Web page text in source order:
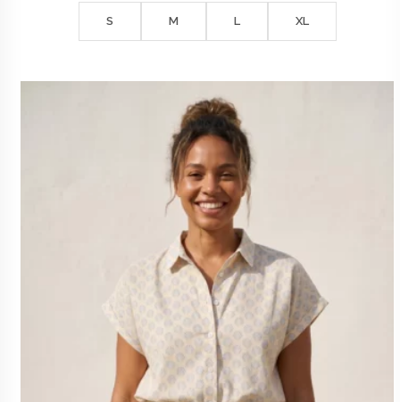
S M L XL